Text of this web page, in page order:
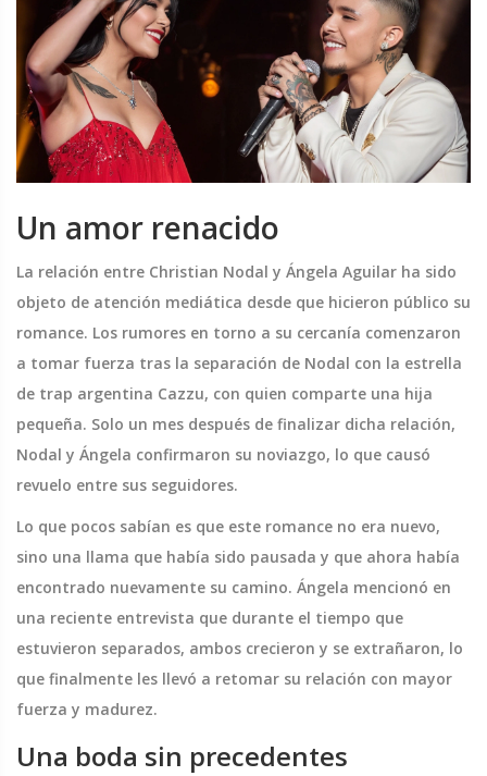
Un amor renacido
La relación entre Christian Nodal y Ángela Aguilar ha sido
objeto de atención mediática desde que hicieron público su
romance. Los rumores en torno a su cercanía comenzaron
a tomar fuerza tras la separación de Nodal con la estrella
de trap argentina Cazzu, con quien comparte una hija
pequeña. Solo un mes después de finalizar dicha relación,
Nodal y Ángela confirmaron su noviazgo, lo que causó
revuelo entre sus seguidores.
Lo que pocos sabían es que este romance no era nuevo,
sino una llama que había sido pausada y que ahora había
encontrado nuevamente su camino. Ángela mencionó en
una reciente entrevista que durante el tiempo que
estuvieron separados, ambos crecieron y se extrañaron, lo
que finalmente les llevó a retomar su relación con mayor
fuerza y madurez.
Una boda sin precedentes